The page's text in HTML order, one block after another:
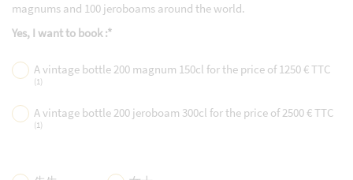
magnums and 100 jeroboams around the world.
Yes, I want to book :*
A vintage bottle 200 magnum 150cl for the price of 1250 € TTC
(1)
A vintage bottle 200 jeroboam 300cl for the price of 2500 € TTC
(1)